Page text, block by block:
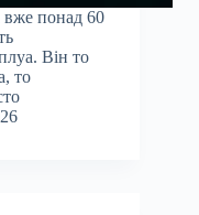
вже понад 60
Він то
то